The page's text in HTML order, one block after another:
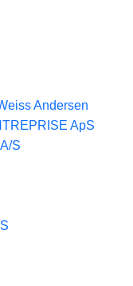
Andersen
ApS
S